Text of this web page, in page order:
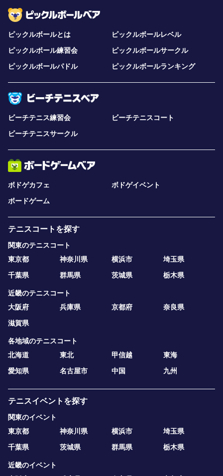
ピックルボールとは
ピックルボールレベル
ピックルボール練習会
ピックルボールサークル
ピックルボールパドル
ピックルボールランキング
ビーチテニス練習会
ビーチテニスコート
ビーチテニスサークル
ボドゲカフェ
ボドゲイベント
ボードゲーム
テニスコートを探す
関東のテニスコート
東京都
神奈川県 横浜市
埼玉県
千葉県
群馬県 茨城県 栃木県
近畿のテニスコート
大阪府
兵庫県 京都府
奈良県
滋賀県
各地域のテニスコート
北海道
東北 甲信越
東海
愛知県
名古屋市 中国 九州
テニスイベントを探す
関東のイベント
東京都
神奈川県 横浜市
埼玉県
千葉県
茨城県 群馬県 栃木県
近畿のイベント